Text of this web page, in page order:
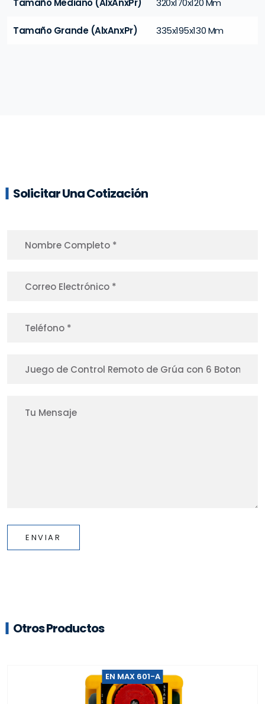
Tamaño Mediano (AlxAnxPr) 320x170x120 Mm
Tamaño Grande (AlxAnxPr) 335x195x130 Mm
Solicitar Una Cotización
ENVIAR
Otros Productos
EN MAX 601-A